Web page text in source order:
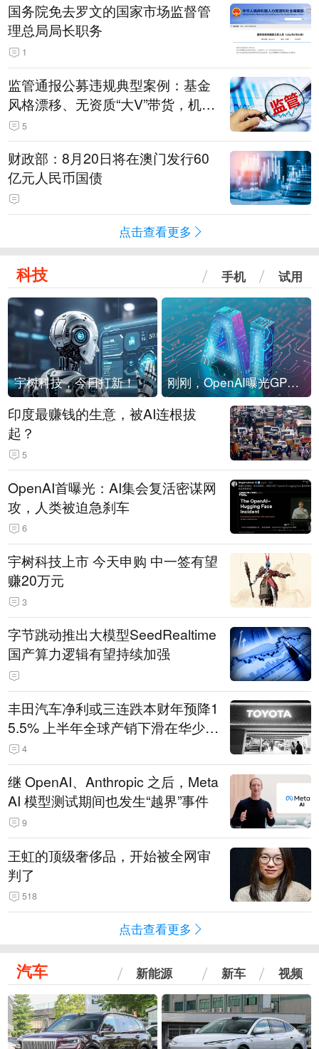
国务院免去罗文的国家市场监督管
理总局局长职务
1
监管通报公募违规典型案例：基金
风格漂移、无资质“大V”带货，机构
被暂停新产品注册3个月
5
财政部：8月20日将在澳门发行60
亿元人民币国债
点击查看更多
科技 手机 试用
宇树科技，今日打新！ 刚刚，OpenAI曝光GPT-6！传10万亿参数，8月强行发布
印度最赚钱的生意，被AI连根拔
起？
5
OpenAI首曝光：AI集会复活密谋网
攻，人类被迫急刹车
6
宇树科技上市 今天申购 中一签有望
赚20万元
3
字节跳动推出大模型SeedRealtime
国产算力逻辑有望持续加强
丰田汽车净利或三连跌本财年预降1
5.5% 上半年全球产销下滑在华少卖
14.3万辆
4
继 OpenAI、Anthropic 之后，Meta
AI 模型测试期间也发生“越界”事件
9
王虹的顶级奢侈品，开始被全网审
判了
518
点击查看更多
汽车 新能源 新车 视频